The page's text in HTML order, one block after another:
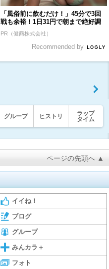
「風俗前に飲むだけ！」45分で3回
戦も余裕！1日31円で朝まで絶好調
PR（健商株式会社）
Recommended by
グループ ヒストリ
ラップ
タイム
ページの先頭へ ▲
イイね！
ブログ
グループ
みんカラ＋
フォト